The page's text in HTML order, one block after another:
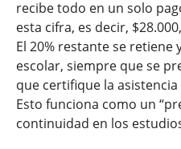
recibe todo en un solo
esta cifra, es decir,
El 20% restante se retiene
escolar, siempre que se
que certifique la
Esto funciona como un
continuidad en los